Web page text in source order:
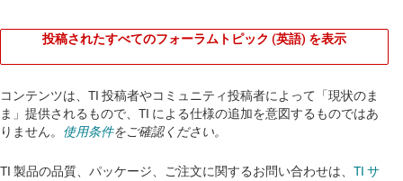
投稿されたすべてのフォーラムトピック (英語) を表示
コンテンツは、TI 投稿者やコミュニティ投稿者によって「現状のま
ま」提供されるもので、TI による仕様の追加を意図するものではあ
りません。 使用条件をご確認ください。
TI 製品の品質、パッケージ、ご注文に関するお問い合わせは、 TI サ